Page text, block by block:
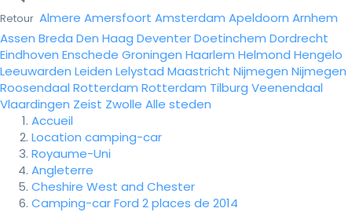
Retour Almere Amersfoort Amsterdam Apeldoorn Arnhem
Assen Breda Den Haag DeventerDoetinchem Dordrecht
Eindhoven Enschede Groningen Haarlem Helmond Hengelo
Leeuwarden Leiden Lelystad Maastricht Nijmegen Nijmegen
Roosendaal Rotterdam Rotterdam Tilburg Veenendaal
Vlaardingen Zeist Zwolle Alle steden
Accueil
Location camping-car
Royaume-Uni
Angleterre
Cheshire West and Chester
Camping-car Ford 2 places de 2014